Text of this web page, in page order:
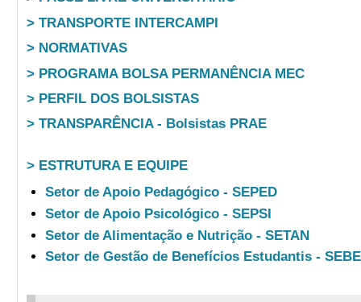
> TRANSPORTE INTERCAMPI
> NORMATIVAS
> PROGRAMA BOLSA PERMANÊNCIA MEC
> PERFIL DOS BOLSISTAS
> TRANSPARÊNCIA - Bolsistas PRAE
> ESTRUTURA E EQUIPE
Setor de Apoio Pedagógico - SEPED
Setor de Apoio Psicológico - SEPSI
Setor de Alimentação e Nutrição - SETAN
Setor de Gestão de Benefícios Estudantis -